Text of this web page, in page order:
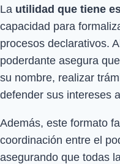
La utilidad que tiene
capacidad para
procesos declarativos.
poderdante asegura
su nombre, realizar
defender sus intereses
Además, este formato
coordinación entre el
asegurando que todas